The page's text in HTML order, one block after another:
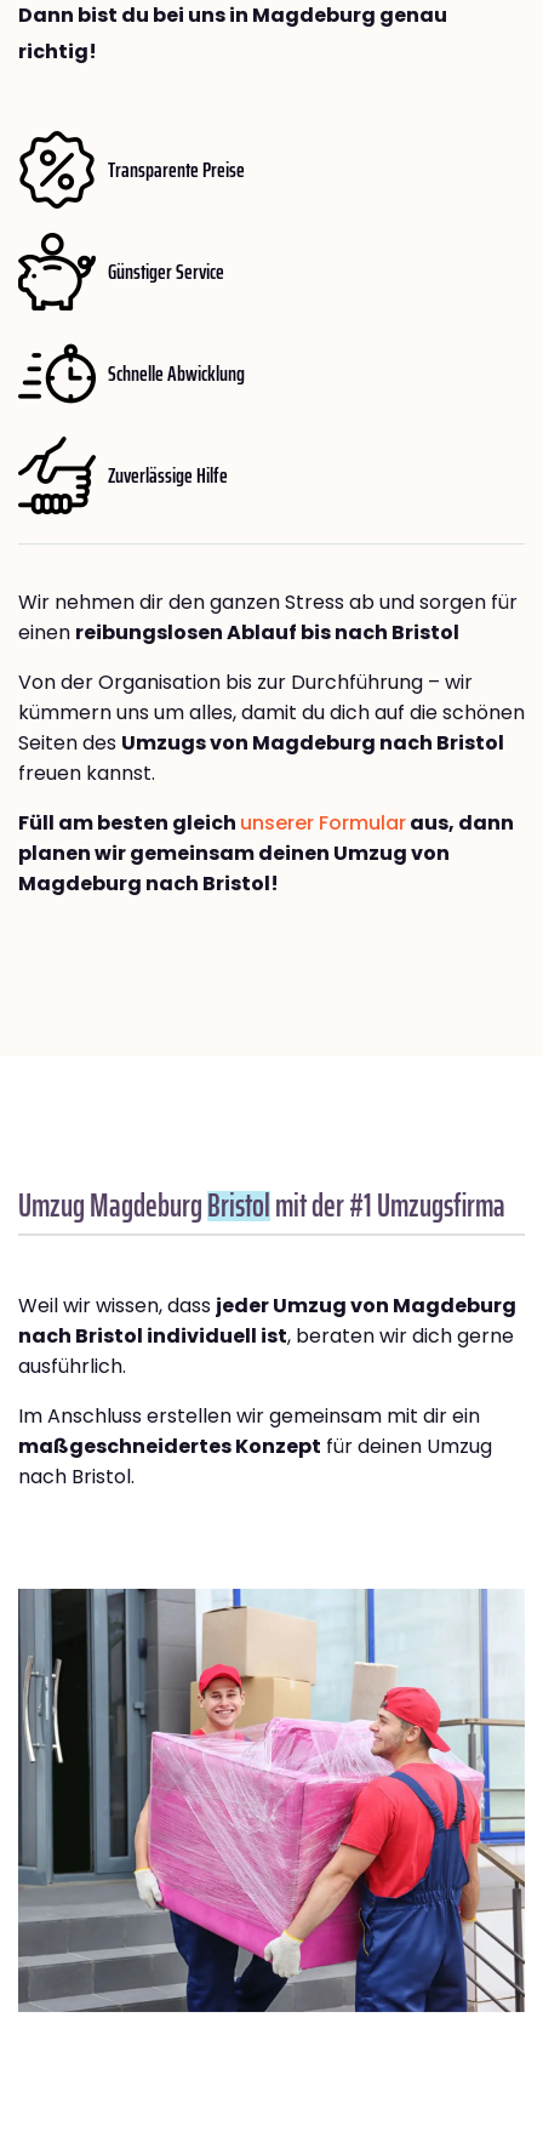
Dann bist du bei uns in Magdeburg genau
richtig!
Transparente Preise
Günstiger Service
Schnelle Abwicklung
Zuverlässige Hilfe
Wir nehmen dir den ganzen Stress ab und sorgen für
einen reibungslosen Ablauf bis nach Bristol
Von der Organisation bis zur Durchführung – wir
kümmern uns um alles, damit du dich auf die schönen
Seiten des Umzugs von Magdeburg nach Bristol
freuen kannst.
Füll am besten gleich unserer Formularaus, dann
planen wir gemeinsam deinen Umzug von
Magdeburg nach Bristol!
Umzug MagdeburgBristolmit der #1 Umzugsfirma
Weil wir wissen, dass jeder Umzug von Magdeburg
nach Bristol individuell ist, beraten wir dich gerne
ausführlich.
Im Anschluss erstellen wir gemeinsam mit dir ein
maßgeschneidertes Konzept für deinen Umzug
nach Bristol.